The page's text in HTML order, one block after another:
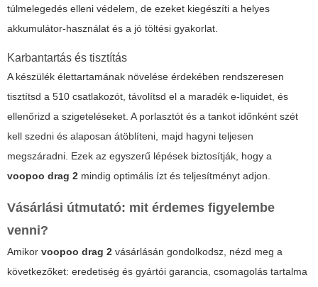
túlmelegedés elleni védelem, de ezeket kiegészíti a helyes
akkumulátor-használat és a jó töltési gyakorlat.
Karbantartás és tisztítás
A készülék élettartamának növelése érdekében rendszeresen
tisztítsd a 510 csatlakozót, távolítsd el a maradék e-liquidet, és
ellenőrizd a szigeteléseket. A porlasztót és a tankot időnként szét
kell szedni és alaposan átöblíteni, majd hagyni teljesen
megszáradni. Ezek az egyszerű lépések biztosítják, hogy a
voopoo drag 2 mindig optimális ízt és teljesítményt adjon.
Vásárlási útmutató: mit érdemes figyelembe
venni?
Amikor voopoo drag 2 vásárlásán gondolkodsz, nézd meg a
következőket: eredetiség és gyártói garancia, csomagolás tartalma